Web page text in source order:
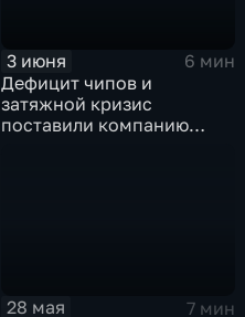
3 июня
6 мин
Дефицит чипов и
затяжной кризис
поставили компанию
28 мая
7 мин